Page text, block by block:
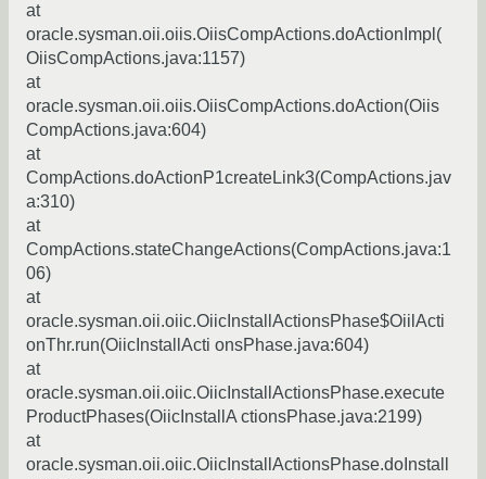
at
oracle.sysman.oii.oiis.OiisCompActions.doActionImpl(
OiisCompActions.java:1157)
at
oracle.sysman.oii.oiis.OiisCompActions.doAction(Oiis
CompActions.java:604)
at
CompActions.doActionP1createLink3(CompActions.jav
a:310)
at
CompActions.stateChangeActions(CompActions.java:1
06)
at
oracle.sysman.oii.oiic.OiicInstallActionsPhase$OiilActi
onThr.run(OiicInstallActi onsPhase.java:604)
at
oracle.sysman.oii.oiic.OiicInstallActionsPhase.execute
ProductPhases(OiicInstallA ctionsPhase.java:2199)
at
oracle.sysman.oii.oiic.OiicInstallActionsPhase.doInstall